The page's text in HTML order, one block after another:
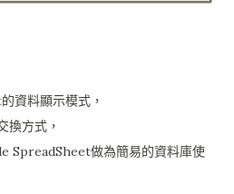
資料顯示模式，
換方式，
SpreadSheet做為簡易的資料庫使